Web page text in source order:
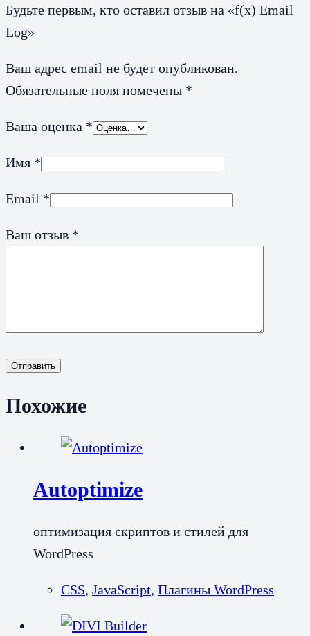
Будьте первым, кто оставил отзыв на «f(x) Email
Log»
Ваш адрес email не будет опубликован.
Обязательные поля помечены *
Ваша оценка *
Имя *
Email *
Ваш отзыв *
Отправить
Похожие
Autoptimize
оптимизация скриптов и стилей для
WordPress
CSS, JavaScript, Плагины WordPress